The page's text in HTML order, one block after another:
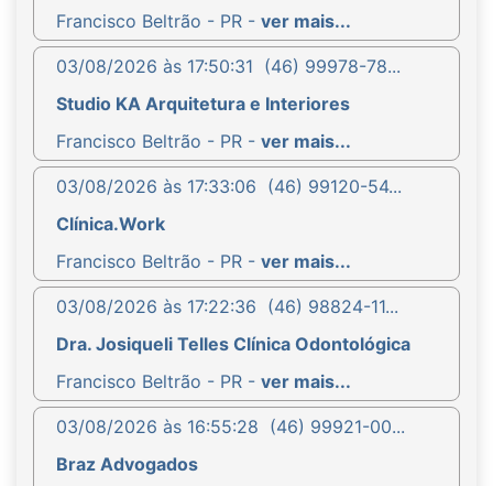
Francisco Beltrão - PR - ver mais...
03/08/2026 às 17:50:31 (46) 99978-78...
Studio KA Arquitetura e Interiores
Francisco Beltrão - PR - ver mais...
03/08/2026 às 17:33:06 (46) 99120-54...
Clínica.Work
Francisco Beltrão - PR - ver mais...
03/08/2026 às 17:22:36 (46) 98824-11...
Dra. Josiqueli Telles Clínica Odontológica
Francisco Beltrão - PR - ver mais...
03/08/2026 às 16:55:28 (46) 99921-00...
Braz Advogados